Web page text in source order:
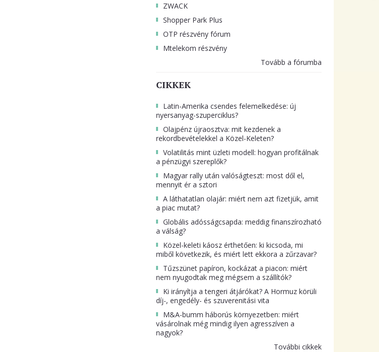
ZWACK
Shopper Park Plus
OTP részvény fórum
Mtelekom részvény
Tovább a fórumba
CIKKEK
Latin-Amerika csendes felemelkedése: új
nyersanyag-szuperciklus?
Olajpénz újraosztva: mit kezdenek a
rekordbevételekkel a Közel-Keleten?
Volatilitás mint üzleti modell: hogyan profitálnak
a pénzügyi szereplők?
Magyar rally után valóságteszt: most dől el,
mennyit ér a sztori
A láthatatlan olajár: miért nem azt fizetjük, amit
a piac mutat?
Globális adósságcsapda: meddig finanszírozható
a válság?
Közel-keleti káosz érthetően: ki kicsoda, mi
miből következik, és miért lett ekkora a zűrzavar?
Tűzszünet papíron, kockázat a piacon: miért
nem nyugodtak meg mégsem a szállítók?
Ki irányítja a tengeri átjárókat? A Hormuz körüli
díj-, engedély- és szuverenitási vita
M&A-bumm háborús környezetben: miért
vásárolnak még mindig ilyen agresszíven a
nagyok?
További cikkek